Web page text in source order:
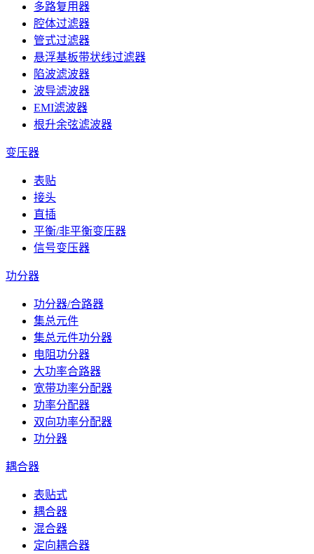
多路复用器
腔体过滤器
管式过滤器
悬浮基板带状线过滤器
陷波滤波器
波导滤波器
EMI滤波器
根升余弦滤波器
变压器
表贴
接头
直插
平衡/非平衡变压器
信号变压器
功分器
功分器/合路器
集总元件
集总元件功分器
电阻功分器
大功率合路器
宽带功率分配器
功率分配器
双向功率分配器
功分器
耦合器
表贴式
耦合器
混合器
定向耦合器